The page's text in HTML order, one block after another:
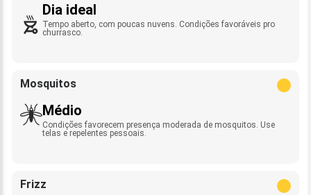
Dia ideal
Tempo aberto, com poucas nuvens. Condições favoráveis pro
churrasco.
Mosquitos
Médio
Condições favorecem presença moderada de mosquitos. Use
telas e repelentes pessoais.
Frizz